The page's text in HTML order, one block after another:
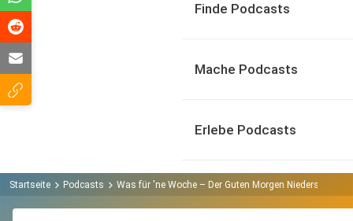
Finde Podcasts
Mache Podcasts
Erlebe Podcasts
Startseite Podcasts Was für 'ne Woche – Der Guten Morgen